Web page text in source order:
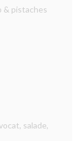
& pistaches
salade,